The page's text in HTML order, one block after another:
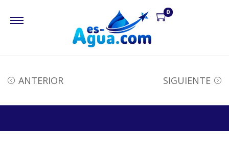
0
ANTERIOR SIGUIENTE